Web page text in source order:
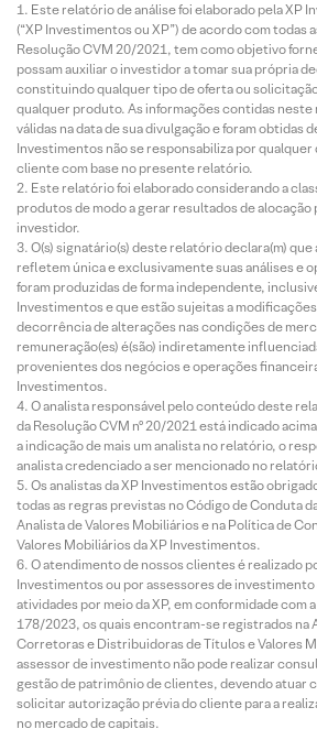
Este relatório de análise foi elaborado pela XP
(“XP Investimentos ou XP”) de acordo com todas
Resolução CVM 20/2021, tem como objetivo
possam auxiliar o investidor a tomar sua própria
constituindo qualquer tipo de oferta ou
qualquer produto. As informações contidas
válidas na data de sua divulgação e foram obtidas
Investimentos não se responsabiliza por qualquer
cliente com base no presente relatório.
Este relatório foi elaborado considerando a
produtos de modo a gerar resultados de alocação
investidor.
O(s) signatário(s) deste relatório declara(m)
refletem única e exclusivamente suas análises e
foram produzidas de forma independente,
Investimentos e que estão sujeitas a
decorrência de alterações nas condições de
remuneração(es) é(são) indiretamente
provenientes dos negócios e operações
Investimentos.
O analista responsável pelo conteúdo deste
da Resolução CVM nº 20/2021 está indicado
a indicação de mais um analista no relatório, o
analista credenciado a ser mencionado no
Os analistas da XP Investimentos estão
todas as regras previstas no Código de Conduta
Analista de Valores Mobiliários e na Política de
Valores Mobiliários da XP Investimentos.
O atendimento de nossos clientes é realizado
Investimentos ou por assessores de investimento
atividades por meio da XP, em conformidade com
178/2023, os quais encontram-se registrados na
Corretoras e Distribuidoras de Títulos e Valores
assessor de investimento não pode realizar
gestão de patrimônio de clientes, devendo atuar
solicitar autorização prévia do cliente para a
no mercado de capitais.